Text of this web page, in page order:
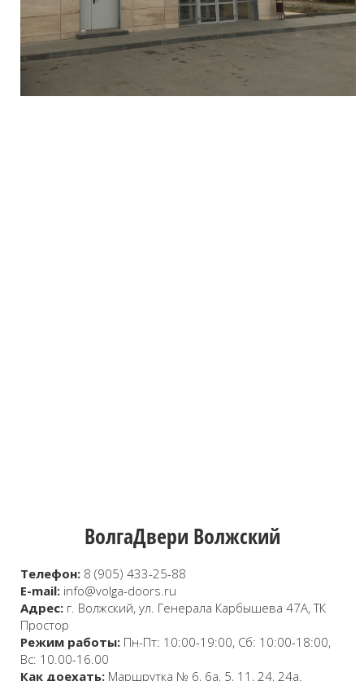
ВолгаДвери Волжский
Телефон: 8 (905) 433-25-88
E-mail: info@volga-doors.ru
Адрес: г. Волжский, ул. Генерала Карбышева 47А, ТК
Простор
Режим работы: Пн-Пт: 10:00-19:00, Сб: 10:00-18:00,
Вс: 10.00-16.00
Как доехать: Маршрутка № 6, 6а, 5, 11, 24, 24а.